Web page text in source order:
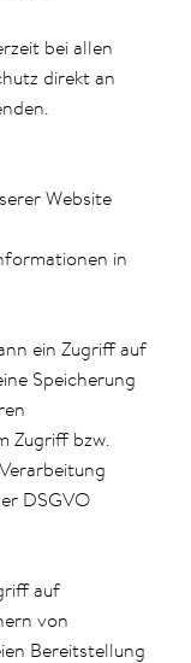
bei allen
direkt an
Website
in
ein Zugriff auf
Speicherung
Zugriff bzw.
DSGVO
auf
von
Bereitstellung